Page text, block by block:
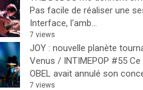
Pas facile de réaliser une
Interface, l'amb...
7 views
JOY : nouvelle planète
Venus / INTIMEPOP #55 Ce
OBEL avait annulé son
7 views